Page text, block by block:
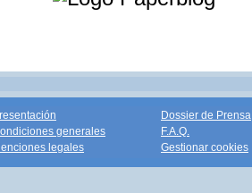
generales
legales
Dossier de Prensa
F.A.Q.
Gestionar cookies